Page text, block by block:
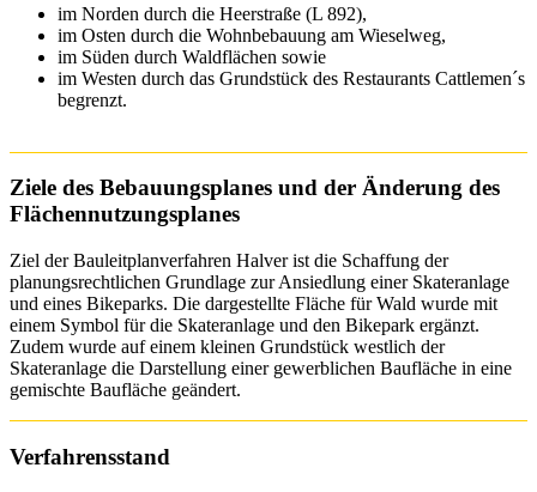
im Norden durch die Heerstraße (L 892),
im Osten durch die Wohnbebauung am Wieselweg,
im Süden durch Waldflächen sowie
im Westen durch das Grundstück des Restaurants Cattlemen´s
begrenzt.
Ziele des Bebauungsplanes und der Änderung des
Flächennutzungsplanes
Ziel der Bauleitplanverfahren Halver ist die Schaffung der
planungsrechtlichen Grundlage zur Ansiedlung einer Skateranlage
und eines Bikeparks. Die dargestellte Fläche für Wald wurde mit
einem Symbol für die Skateranlage und den Bikepark ergänzt.
Zudem wurde auf einem kleinen Grundstück westlich der
Skateranlage die Darstellung einer gewerblichen Baufläche in eine
gemischte Baufläche geändert.
Verfahrensstand